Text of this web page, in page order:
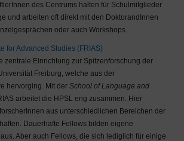
des Centrums halten für Schulmitglieder
und arbeiten oft direkt mit den DoktorandInnen
oder auch Workshops.
for Advanced Studies (FRIAS)
zentrale Einrichtung zur Spitzenforschung der
Freiburg, welche aus der
hervorging. Mit der School of Language and
arbeitet die HPSL eng zusammen. Hier
aus unterschiedlichen Bereichen der
Dauerhafte Fellows bilden eigene
Aber auch Fellows, die sich lediglich für einige